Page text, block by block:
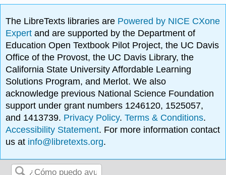
The LibreTexts libraries are Powered by NICE CXone
Expertand are supported by the Department of
Education Open Textbook Pilot Project, the UC Davis
Office of the Provost, the UC Davis Library, the
California State University Affordable Learning
Solutions Program, and Merlot. We also
acknowledge previous National Science Foundation
support under grant numbers 1246120, 1525057,
and 1413739. Privacy Policy.Terms & Conditions.
Accessibility Statement. For more information contact
us at info@libretexts.org.